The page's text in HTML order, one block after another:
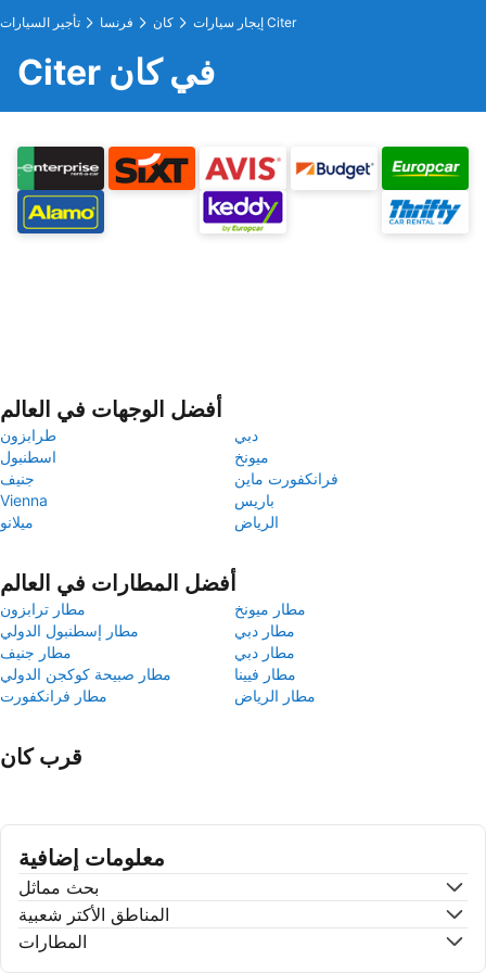
تأجير السيارات فرنسا كان إيجار سيارات Citer
Citer في كان
أفضل الوجهات في العالم
طرابزون
دبي
اسطنبول
ميونخ
جنيف
فرانكفورت ماين
Vienna
باريس
ميلانو
الرياض
أفضل المطارات في العالم
مطار ترابزون
مطار ميونخ
مطار إسطنبول الدولي
مطار دبي
مطار جنيف
مطار دبي
مطار صبيحة كوكجن الدولي
مطار فيينا
مطار فرانكفورت
مطار الرياض
قرب كان
معلومات إضافية
بحث مماثل
المناطق الأكتر شعبية
المطارات